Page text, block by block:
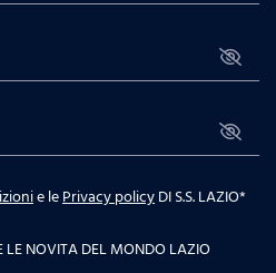
e lePrivacy policyDI S.S. LAZIO*
LE NOVITA DEL MONDO LAZIO